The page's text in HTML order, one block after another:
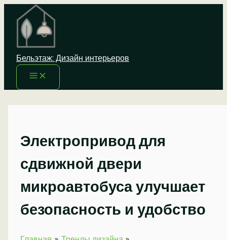
Перейти
содержимому
Бельэтаж: Дизайн интерьеров
Электропривод для
сдвижной двери
микроавтобуса улучшает
безопасность и удобство